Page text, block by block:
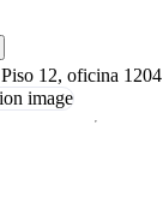
Piso 12, oficina 1204